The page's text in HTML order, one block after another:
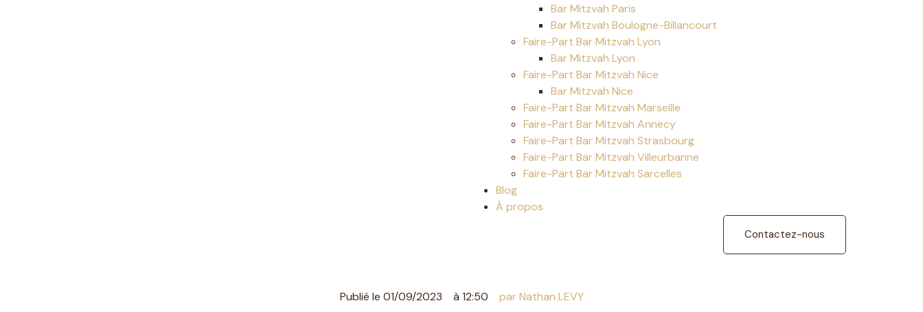
Bar Mitzvah Paris
Bar Mitzvah Boulogne-Billancourt
Faire-Part Bar Mitzvah Lyon
Bar Mitzvah Lyon
Faire-Part Bar Mitzvah Nice
Bar Mitzvah Nice
Faire-Part Bar Mitzvah Marseille
Faire-Part Bar Mitzvah Annecy
Faire-Part Bar Mitzvah Strasbourg
Faire-Part Bar Mitzvah Villeurbanne
Faire-Part Bar Mitzvah Sarcelles
Blog
À propos
Contactez-nous
Publié le 01/09/2023 à 12:50 par Nathan LEVY